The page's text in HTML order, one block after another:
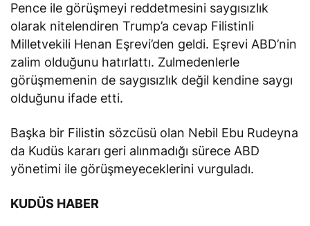
Pence ile görüşmeyi reddetmesini saygısızlık
olarak nitelendiren Trump’a cevap Filistinli
Milletvekili Henan Eşrevi’den geldi. Eşrevi ABD’nin
zalim olduğunu hatırlattı. Zulmedenlerle
görüşmemenin de saygısızlık değil kendine saygı
olduğunu ifade etti.
Başka bir Filistin sözcüsü olan Nebil Ebu Rudeyna
da Kudüs kararı geri alınmadığı sürece ABD
yönetimi ile görüşmeyeceklerini vurguladı.
KUDÜS HABER